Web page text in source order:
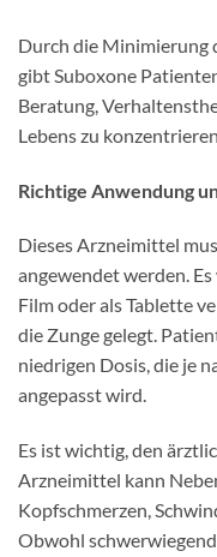
Durch die Minimierung
gibt Suboxone
Beratung,
Lebens zu konzentrieren.
Richtige Anwendung
Dieses Arzneimittel
angewendet werden.
Film oder als Tablette
die Zunge gelegt.
niedrigen Dosis, die je
angepasst wird.
Es ist wichtig, den
Arzneimittel kann
Kopfschmerzen,
Obwohl